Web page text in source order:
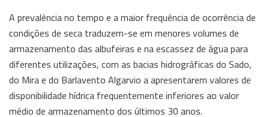
A prevalência no tempo e a maior frequência de ocorrência de
condições de seca traduzem-se em menores volumes de
armazenamento das albufeiras e na escassez de água para
diferentes utilizações, com as bacias hidrográficas do Sado,
do Mira e do Barlavento Algarvio a apresentarem valores de
disponibilidade hídrica frequentemente inferiores ao valor
médio de armazenamento dos últimos 30 anos.